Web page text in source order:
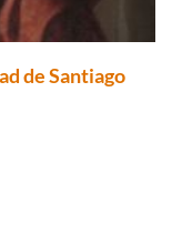
de Santiago